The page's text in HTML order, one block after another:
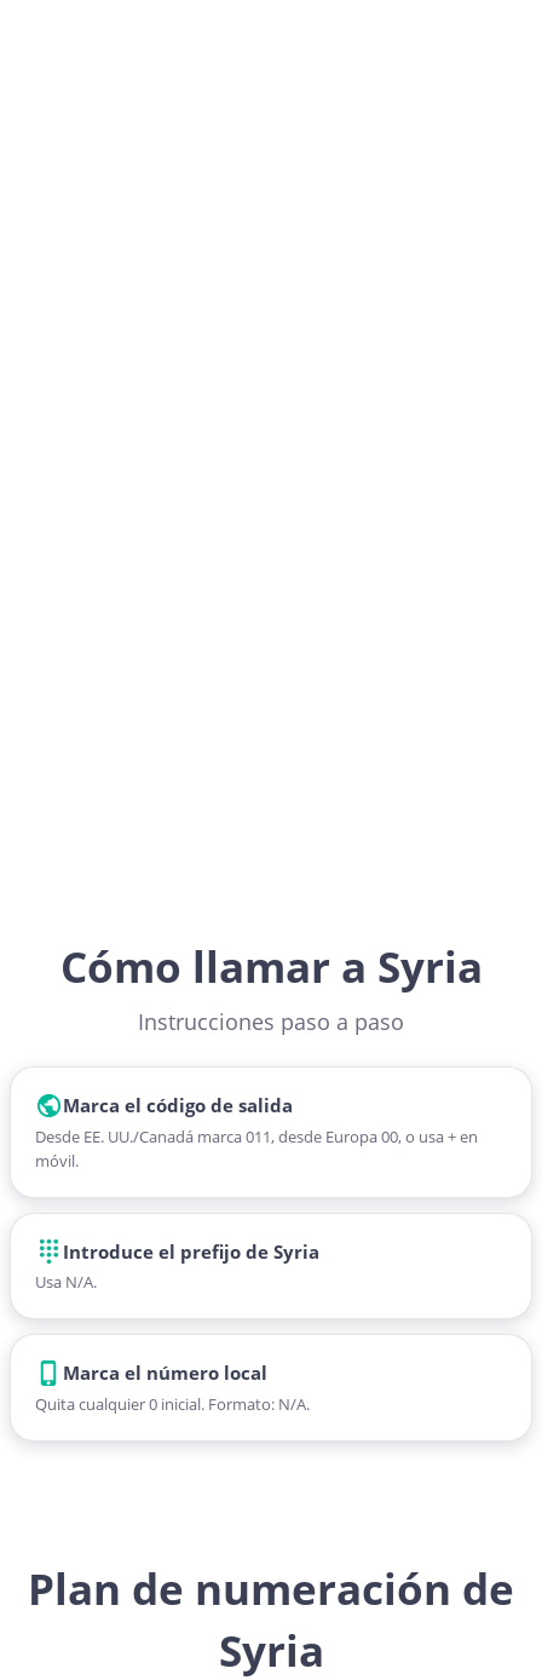
Cómo llamar a Syria
Instrucciones paso a paso
Marca el código de salida
Desde EE. UU./Canadá marca 011, desde Europa 00, o usa + en
móvil.
Introduce el prefijo de Syria
Usa N/A.
Marca el número local
Quita cualquier 0 inicial. Formato: N/A.
Plan de numeración de
Syria